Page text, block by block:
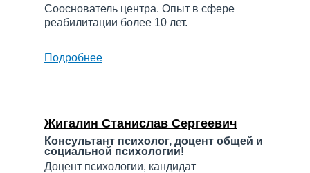
Сооснователь центра. Опыт в сфере
реабилитации более 10 лет.
Подробнее
Жигалин Станислав Сергеевич
Консультант психолог, доцент общей и
социальной психологии!
Доцент психологии, кандидат